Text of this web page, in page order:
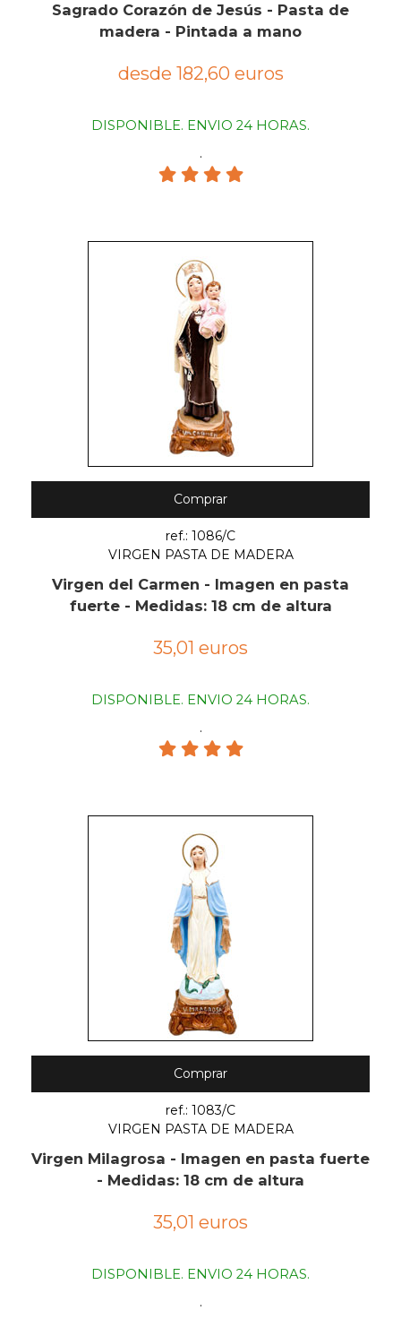
Sagrado Corazón de Jesús - Pasta de
madera - Pintada a mano
desde 182,60 euros
DISPONIBLE. ENVIO 24 HORAS.
.
Comprar
ref.: 1086/C
VIRGEN PASTA DE MADERA
Virgen del Carmen - Imagen en pasta
fuerte - Medidas: 18 cm de altura
35,01 euros
DISPONIBLE. ENVIO 24 HORAS.
.
Comprar
ref.: 1083/C
VIRGEN PASTA DE MADERA
Virgen Milagrosa - Imagen en pasta fuerte
- Medidas: 18 cm de altura
35,01 euros
DISPONIBLE. ENVIO 24 HORAS.
.